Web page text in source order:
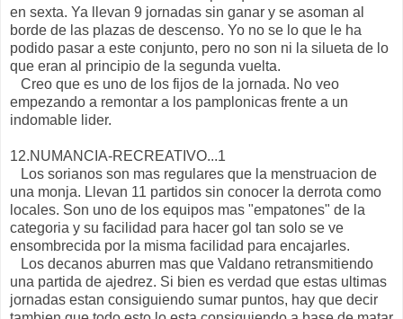
en sexta. Ya llevan 9 jornadas sin ganar y se asoman al
borde de las plazas de descenso. Yo no se lo que le ha
podido pasar a este conjunto, pero no son ni la silueta de lo
que eran al principio de la segunda vuelta.
Creo que es uno de los fijos de la jornada. No veo
empezando a remontar a los pamplonicas frente a un
indomable lider.
12.NUMANCIA-RECREATIVO...1
Los sorianos son mas regulares que la menstruacion de
una monja. Llevan 11 partidos sin conocer la derrota como
locales. Son uno de los equipos mas "empatones" de la
categoria y su facilidad para hacer gol tan solo se ve
ensombrecida por la misma facilidad para encajarles.
Los decanos aburren mas que Valdano retransmitiendo
una partida de ajedrez. Si bien es verdad que estas ultimas
jornadas estan consiguiendo sumar puntos, hay que decir